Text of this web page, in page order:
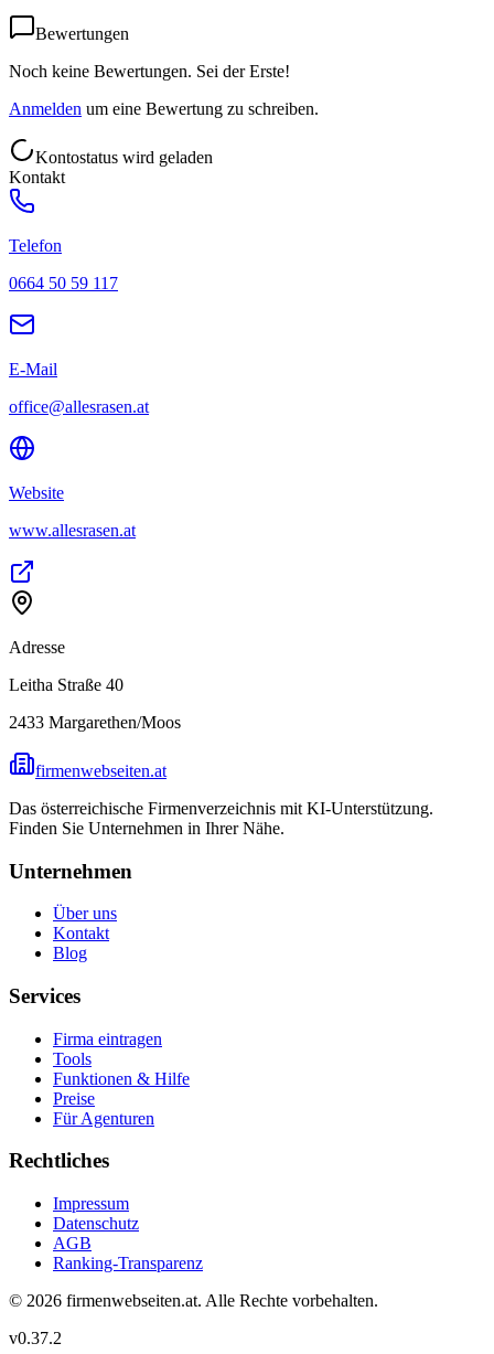
Bewertungen
Noch keine Bewertungen. Sei der Erste!
Anmelden um eine Bewertung zu schreiben.
Kontostatus wird geladen
Kontakt
Telefon
0664 50 59 117
E-Mail
office@allesrasen.at
Website
www.allesrasen.at
Adresse
Leitha Straße 40
2433 Margarethen/Moos
firmenwebseiten.at
Das österreichische Firmenverzeichnis mit KI-Unterstützung.
Finden Sie Unternehmen in Ihrer Nähe.
Unternehmen
Über uns
Kontakt
Blog
Services
Firma eintragen
Tools
Funktionen & Hilfe
Preise
Für Agenturen
Rechtliches
Impressum
Datenschutz
AGB
Ranking-Transparenz
© 2026 firmenwebseiten.at. Alle Rechte vorbehalten.
v0.37.2